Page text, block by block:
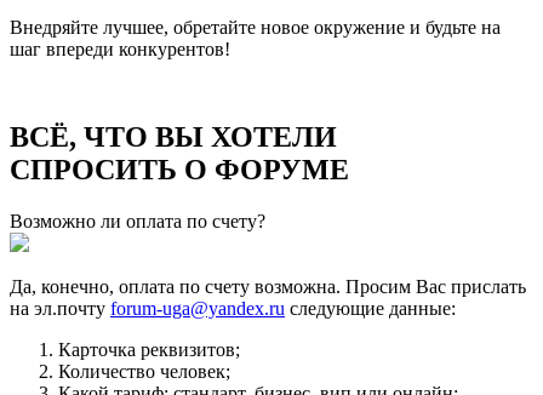
Внедряйте лучшее, обретайте новое окружение и будьте на
шаг впереди конкурентов!
ВСЁ, ЧТО ВЫ ХОТЕЛИ
СПРОСИТЬ О ФОРУМЕ
Возможно ли оплата по счету?
Да, конечно, оплата по счету возможна. Просим Вас прислать
на эл.почту forum-uga@yandex.ru следующие данные:
Карточка реквизитов;
Количество человек;